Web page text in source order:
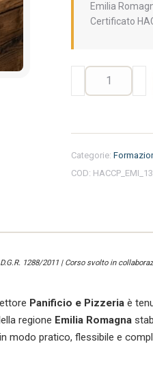
Emilia
Certificato
Formazione
del
alimentare
nella
e
quantità
Categorie:
COD:
1288/2011 | Corso svolto in
Panificio e Pizzeria è
regione Emilia Romagna
modo pratico, flessibile e